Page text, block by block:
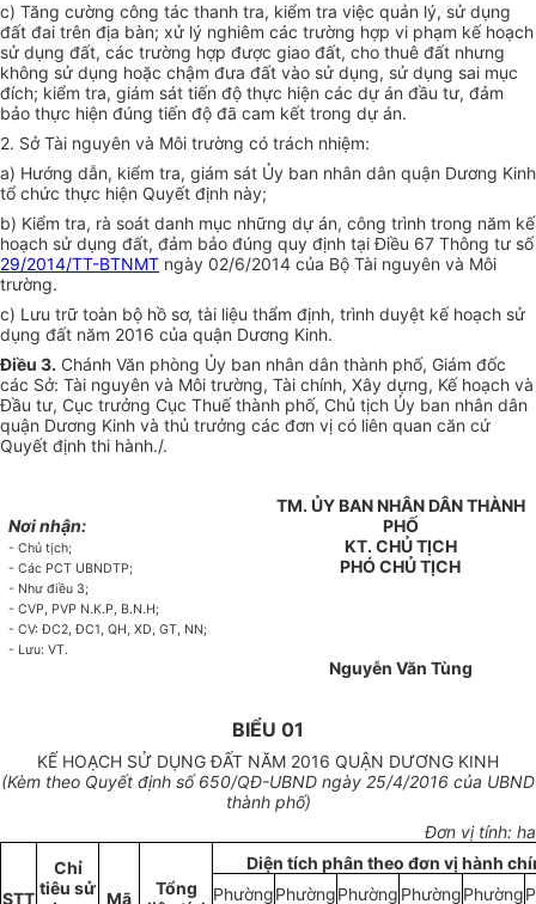
c) Tăng cường công tác thanh tra, kiểm tra việc quản lý, sử dụng
đất đai trên địa bàn; xử lý nghiêm các trường hợp vi phạm kế hoạch
sử dụng đất, các trường hợp được giao đất, cho thuê đất nhưng
không sử dụng hoặc chậm đưa đất vào sử dụng, sử dụng sai mục
đích; kiểm tra, giám sát tiến độ thực hiện các dự án đầu tư, đảm
bảo thực hiện đúng tiến độ đã cam kết trong dự án.
2. Sở Tài nguyên và Môi trường có trách nhiệm:
a) Hướng dẫn, kiểm tra, giám sát Ủy ban nhân dân quận Dương Kinh
tổ chức thực hiện Quyết định này;
b) Kiểm tra, rà soát danh mục những dự án, công trình trong năm kế
hoạch sử dụng đất, đảm bảo đúng quy định tại Điều 67 Thông tư số
29/2014/TT-BTNMT ngày 02/6/2014 của Bộ Tài nguyên và Môi
trường.
c) Lưu trữ toàn bộ hồ sơ, tài liệu thẩm định, trình duyệt kế hoạch sử
dụng đất năm 2016 của quận Dương Kinh.
Điều 3. Chánh Văn phòng Ủy ban nhân dân thành phố, Giám đốc
các Sở: Tài nguyên và Môi trường, Tài chính, Xây dựng, Kế hoạch và
Đầu tư, Cục trưởng Cục Thuế thành phố, Chủ tịch Ủy ban nhân dân
quận Dương Kinh và thủ trưởng các đơn vị có liên quan căn cứ
Quyết định thi hành./.
Nơi nhận:
-Chủ tịch;
-Các PCT UBNDTP;
- Như điều 3;
- CVP, PVP N.K.P, B.N.H;
- CV: ĐC2, ĐC1, QH, XD, GT, NN;
- Lưu: VT.
TM. ỦY BAN NHÂN DÂN THÀNH
PHỐ
KT. CHỦ TỊCH
PHÓ CHỦ TỊCH
Nguyễn Văn Tùng
BIỂU 01
KẾ HOẠCH SỬ DỤNG ĐẤT NĂM 2016 QUẬN DƯƠNG KINH
(Kèm theo Quyết định số 650/QĐ-UBND ngày 25/4/2016 của UBND
thành phố)
Đơn vị tính: ha
STT
Chỉ
tiêu sử
Mã
Tổng
Diện tích phân theo đơn vị hành
PhườngPhườngPhường PhườngPhường